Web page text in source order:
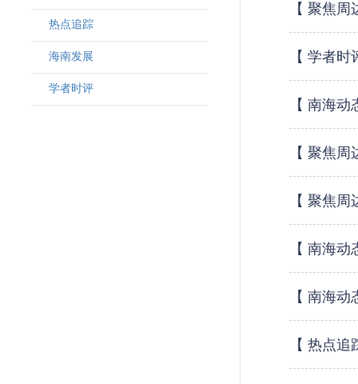
热点追踪
海南发展
学者时评
【 聚焦
【 学者
【 南海
【 聚焦
【 聚焦
【 南海
【 南海
【 热点